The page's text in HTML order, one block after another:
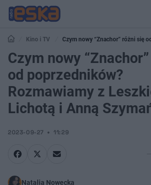
Kino i TV
Czym nowy “Znachor” różni się
Rozmawiamy z Leszkiem Lichotą i Anną Szymańczyk
Czym nowy
od poprzedników?
Rozmawiamy z
Lichotą i Anną
2023-09-27 11:29
Natalia Nowecka